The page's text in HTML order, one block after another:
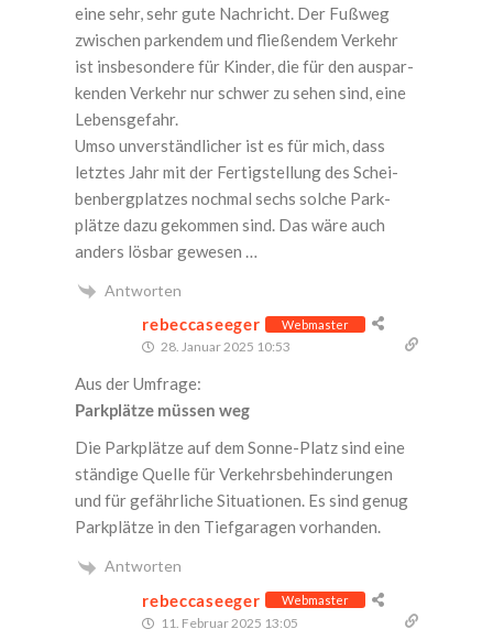
eine sehr, sehr gute Nach­richt. Der Fuß­weg
zwi­schen par­ken­dem und flie­ßen­dem Ver­kehr
ist ins­be­son­de­re für Kin­der, die für den aus­par­
ken­den Ver­kehr nur schwer zu sehen sind, eine
Lebensgefahr.
Umso unver­ständ­li­cher ist es für mich, dass
letz­tes Jahr mit der Fer­tig­stel­lung des Schei­
ben­berg­plat­zes noch­mal sechs sol­che Park­
plät­ze dazu gekom­men sind. Das wäre auch
anders lös­bar gewesen …
Antworten
rebeccaseeger Webmaster
28. Januar 2025 10:53
Aus der Umfrage:
Park­plät­ze müs­sen weg
Die Park­plät­ze auf dem Son­ne-Platz sind eine
stän­di­ge Quel­le für Ver­kehrs­be­hin­de­run­gen
und für gefähr­li­che Situa­tio­nen. Es sind genug
Park­plät­ze in den Tief­ga­ra­gen vorhanden.
Antworten
rebeccaseeger Webmaster
11. Februar 2025 13:05